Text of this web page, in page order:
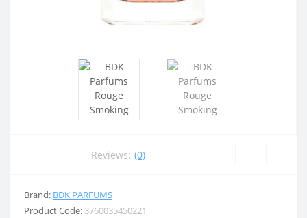
Reviews: (0)
Brand: BDK PARFUMS
Product Code: 3760035450221